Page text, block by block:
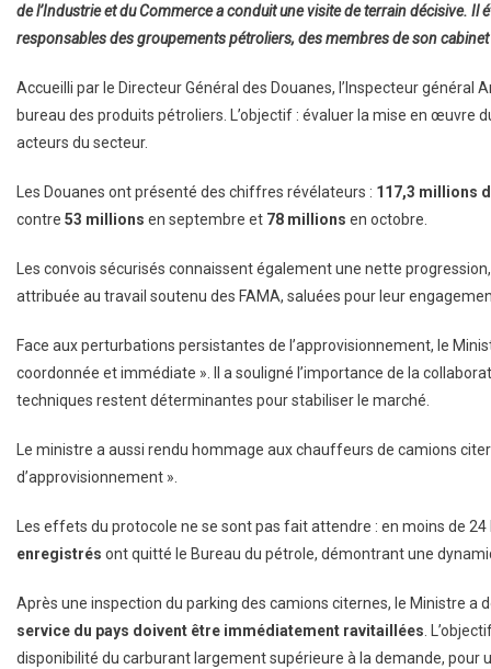
de l’Industrie et du Commerce a conduit une visite de terrain décisive.
responsables des groupements pétroliers, des membres de son cabinet
Accueilli par le Directeur Général des Douanes, l’Inspecteur général
bureau des produits pétroliers. L’objectif : évaluer la mise en œuvre
acteurs du secteur.
Les Douanes ont présenté des chiffres révélateurs : 117,3 millions
contre 53 millions en septembre et 78 millions en octobre.
Les convois sécurisés connaissent également une nette
attribuée au travail soutenu des FAMA, saluées pour leur
Face aux perturbations persistantes de l’approvisionnement, le
coordonnée et immédiate ». Il a souligné l’importance de la
techniques restent déterminantes pour stabiliser le marché.
Le ministre a aussi rendu hommage aux chauffeurs de camions
d’approvisionnement ».
Les effets du protocole ne se sont pas fait attendre : en moins de
enregistrés ont quitté le Bureau du pétrole, démontrant une
Après une inspection du parking des camions citernes, le Ministre a
service du pays doivent être immédiatement ravitaillées .
disponibilité du carburant largement supérieure à la demande, pour